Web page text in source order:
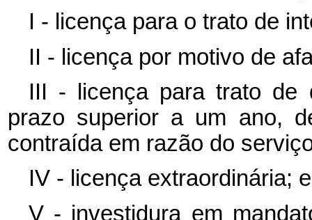
I - licença para o trato de
II - licença por motivo de
III - licença para trato de
prazo superior a um ano,
contraída em razão do
IV - licença extraordinária; e
V - investidura em